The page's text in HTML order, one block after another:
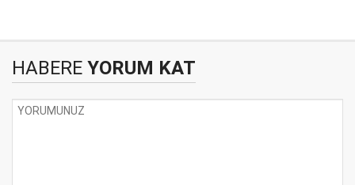
HABERE YORUM KAT